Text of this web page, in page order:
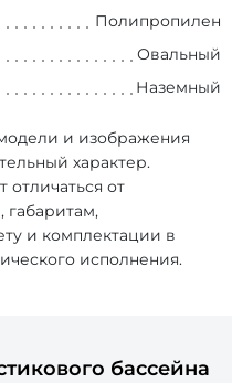
Полипропилен
Овальный
Наземный
и изображения
характер.
от
габаритам,
и комплектации в
исполнения.
бассейна